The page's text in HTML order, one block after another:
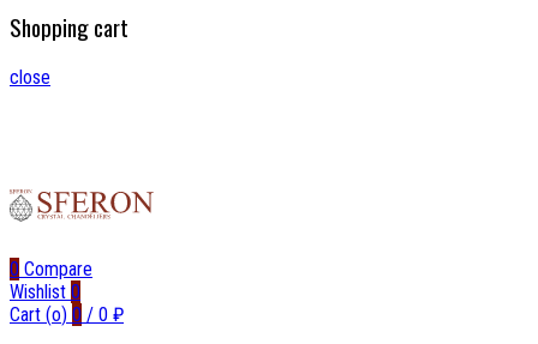
Shopping cart
close
0 Compare
Wishlist 0
Cart (o) 0 / 0 ₽